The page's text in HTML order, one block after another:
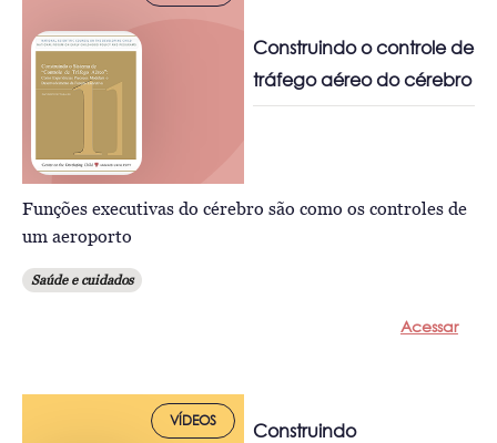
Construindo o controle de
tráfego aéreo do cérebro
Funções executivas do cérebro são como os controles de
um aeroporto
Saúde e cuidados
Acessar
VÍDEOS
Construindo